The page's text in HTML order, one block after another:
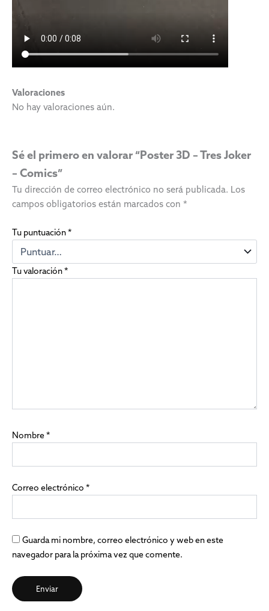
Valoraciones
No hay valoraciones aún.
Sé el primero en valorar “Poster 3D – Tres Joker
– Comics”
Tu dirección de correo electrónico no será publicada. Los
campos obligatorios están marcados con *
Tu puntuación*
Tu valoración*
Nombre*
Correo electrónico *
Guarda mi nombre, correo electrónico y web en este
navegador para la próxima vez que comente.